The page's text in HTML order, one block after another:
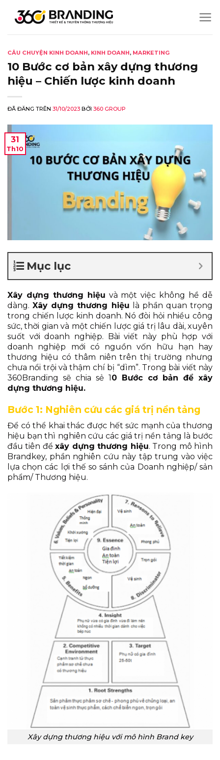
dung
CÂU CHUYỆN KINH DOANH, KINH DOANH, MARKETING
10 Bước cơ bản xây dựng thương
hiệu – Chiến lược kinh doanh
ĐÃ ĐĂNG TRÊN 31/10/2023 BỞI 360 GROUP
31
Th10
Mục lục
Xây dựng thương hiệu và một việc không hề dễ
dàng.Xây dựng thương hiệu là phần quan trọng
trong chiến lược kinh doanh. Nó đòi hỏi nhiều công
sức, thời gian và một chiến lược giá trị lâu dài, xuyên
suốt với doanh nghiệp. Bài viết này phù hợp với
doanh nghiệp mới có nguồn vốn hữu hạn hay
thương hiệu có thâm niên trên thị trường nhưng
chưa nổi trội và thậm chí bị “dìm”. Trong bài viết này
360Branding sẽ chia sẻ 10 Bước cơ bản để xây
dựng thương hiệu.
Bước 1: Nghiên cứu các giá trị nền tảng
Để có thể khai thác được hết sức mạnh của thương
hiệu bạn thì nghiên cứu các giá trị nền tảng là bước
đầu tiên đểxây dựng thương hiệu. Trong mô hình
Brandkey, phần nghiên cứu này tập trung vào việc
lựa chọn các lợi thế so sánh của Doanh nghiệp/ sản
phẩm/ Thương hiệu.
Xây dựng thương hiệu với mô hình Brand key